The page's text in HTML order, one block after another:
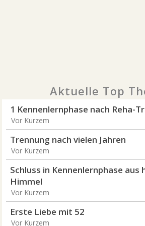
Aktuelle Top
1 Kennenlernphase nach Reha-
Vor Kurzem
Trennung nach vielen Jahren
Vor Kurzem
Schluss in Kennenlernphase aus
Himmel
Vor Kurzem
Erste Liebe mit 52
Vor Kurzem